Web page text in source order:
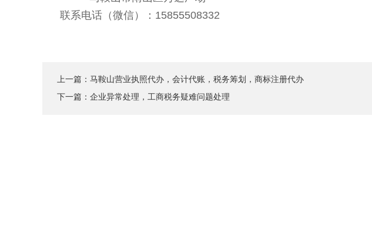
联系电话（微信）：15855508332
上一篇： 马鞍山营业执照代办，会计代账，税务筹划，商标注册代办
下一篇： 企业异常处理，工商税务疑难问题处理